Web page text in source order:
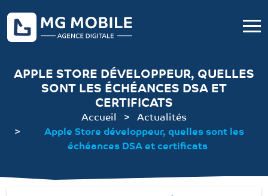
APPLE STORE DÉVELOPPEUR, QUELLES
SONT LES ÉCHÉANCES DSA ET
CERTIFICATS
Accueil
Actualités
Apple Store développeur, quelles sont les
échéances DSA et certificats